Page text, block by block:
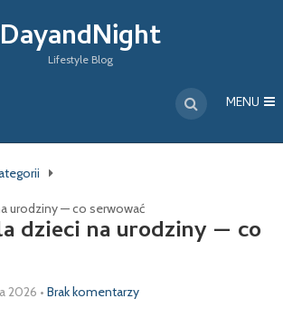
DayandNight
Lifestyle Blog
MENU
urodziny — co serwować
dzieci na urodziny — co
2026 • Brak komentarzy